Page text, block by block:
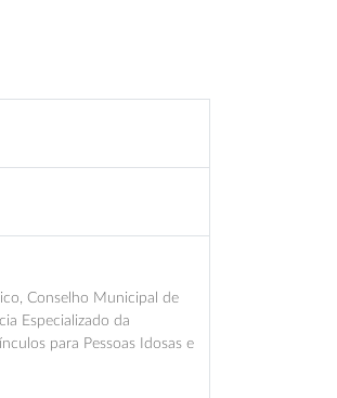
Conselho Municipal de
Especializado da
para Pessoas Idosas e